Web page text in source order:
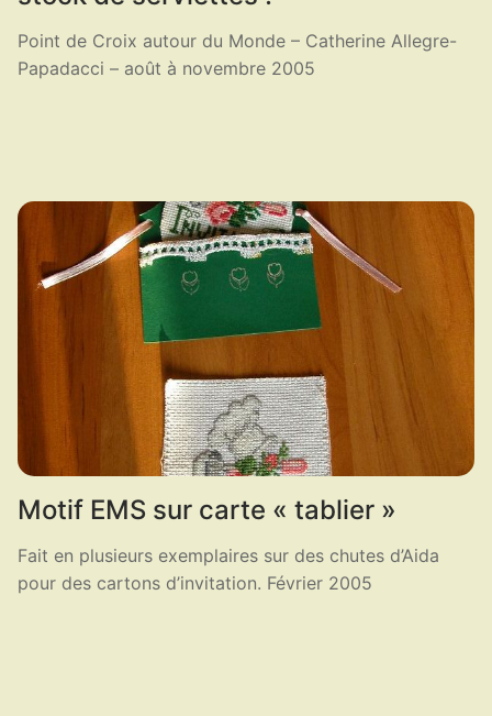
Point de Croix autour du Monde – Catherine Allegre-
Papadacci – août à novembre 2005
Motif EMS sur carte « tablier »
Fait en plusieurs exemplaires sur des chutes d’Aida
pour des cartons d’invitation. Février 2005